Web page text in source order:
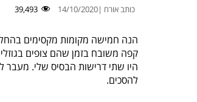
כותב אורח |14/10/2020
39,493
הנה חמישה מקומות מקסימים
קפה משובח בזמן שהם צופים
היו שתי דרישות הבסיס שלי.
להסכים.